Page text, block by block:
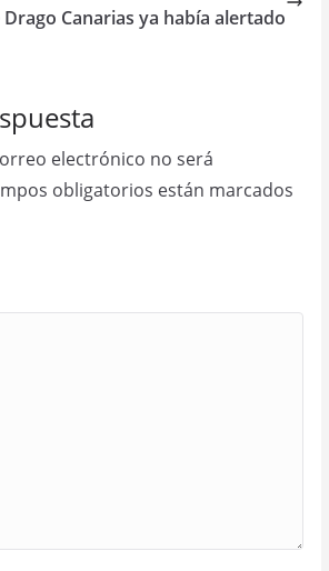
Canarias ya había alertado
electrónico no será
obligatorios están marcados